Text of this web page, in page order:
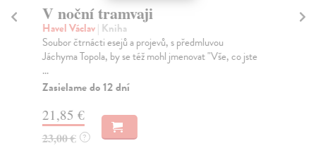
V noční tramvaji
Havel Václav| Kniha
Soubor čtrnácti esejů a projevů, s předmluvou
Jáchyma Topola, by se též mohl jmenovat "Vše, co jste
...
Zasielame do 12 dní
21,85 €
23,00 € ?